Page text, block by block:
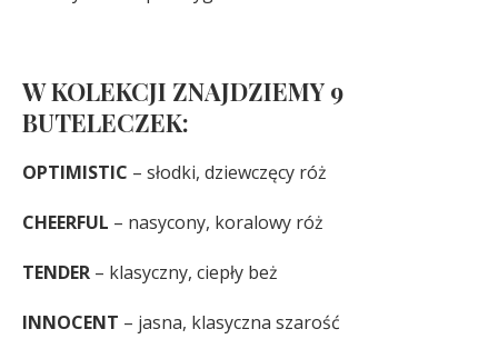
W KOLEKCJI ZNAJDZIEMY 9
BUTELECZEK:
OPTIMISTIC – słodki, dziewczęcy róż
CHEERFUL – nasycony, koralowy róż
TENDER – klasyczny, ciepły beż
INNOCENT – jasna, klasyczna szarość